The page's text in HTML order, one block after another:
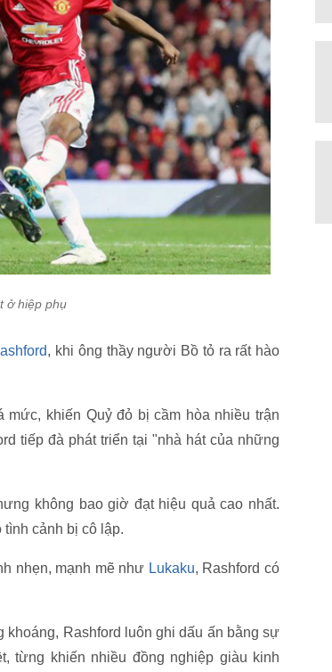
ở hiệp phụ
, khi ông thầy người Bồ tỏ ra rất hào
khiến Quỷ đỏ bị cầm hòa nhiều trận
tiếp đà phát triển tại "nhà hát của những
không bao giờ đạt hiệu quả cao nhất.
cảnh bị cô lập.
nhẹn, mạnh mẽ như Lukaku, Rashford có
Rashford luôn ghi dấu ấn bằng sự
từng khiến nhiều đồng nghiệp giàu kinh